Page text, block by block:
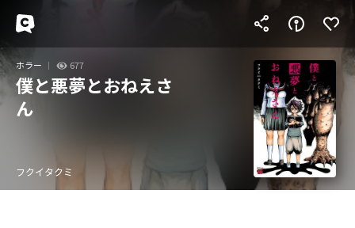
ホラー 677
僕と悪夢とおねえさ
ん
フクイタクミ